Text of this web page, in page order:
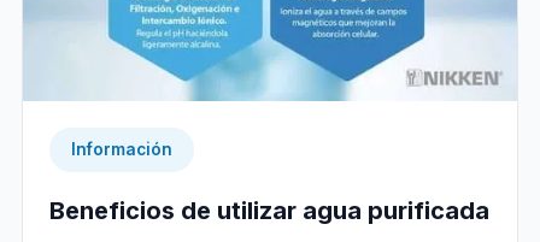
Información
Beneficios de utilizar agua purificada